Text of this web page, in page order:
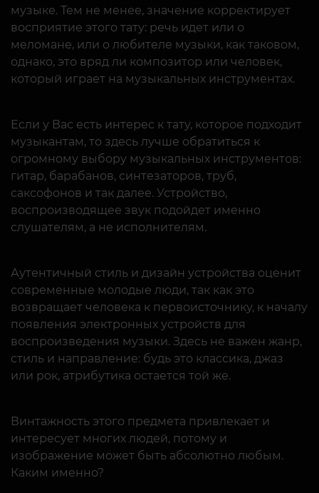
музыке. Тем не менее, значение корректирует
восприятие этого тату: речь идет или о
меломане, или о любителе музыки, как таковом,
однако, это вряд ли композитор или человек,
который играет на музыкальных инструментах.
Если у Вас есть интерес к тату, которое подходит
музыкантам, то здесь лучше обратиться к
огромному выбору музыкальных инструментов:
гитар, барабанов, синтезаторов, труб,
саксофонов и так далее. Устройство,
воспроизводящее звук подойдет именно
слушателям, а не исполнителям.
Аутентичный стиль и дизайн устройства оценит
современные молодые люди, так как это
возвращает человека к первоисточнику, к началу
появления электронных устройств для
воспроизведения музыки. Здесь не важен жанр,
стиль и направление: будь это классика, джаз
или рок, атрибутика остается той же.
Винтажность этого предмета привлекает и
интересует многих людей, потому и
изображение может быть абсолютно любым.
Каким именно?